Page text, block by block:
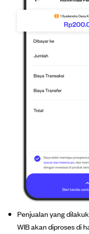
Penjualan yang
WIB akan diproses di